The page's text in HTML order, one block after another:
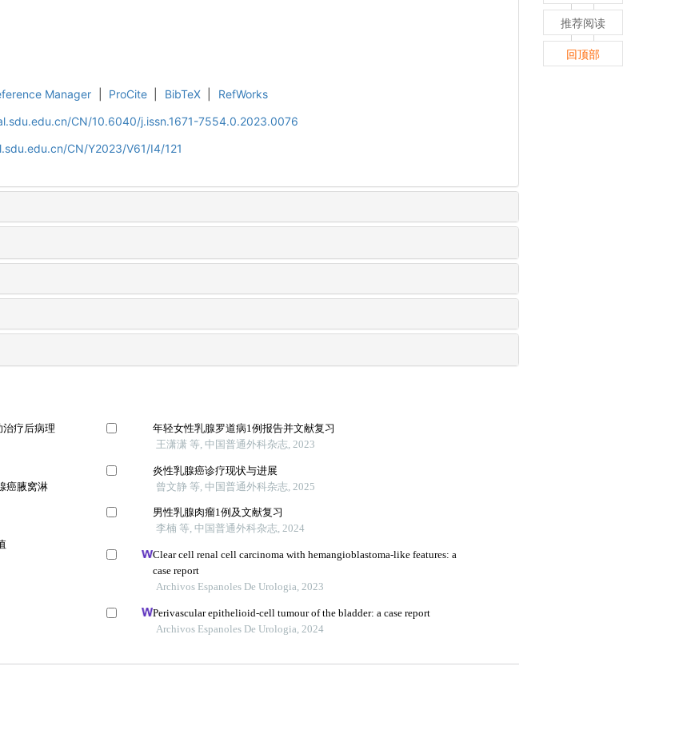
Manager ProCite BibTeX
RefWorks
CN/10.6040/j.issn.1671-7554.0.2023.0076
CN/Y2023/V61/I4/121
推荐阅读
回顶部